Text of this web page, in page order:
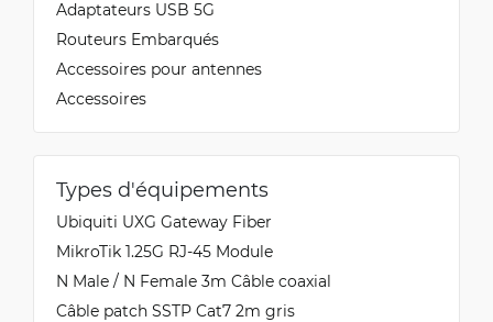
Adaptateurs USB 5G
Routeurs Embarqués
Accessoires pour antennes
Accessoires
Types d'équipements
Ubiquiti UXG Gateway Fiber
MikroTik 1.25G RJ-45 Module
N Male / N Female 3m Câble coaxial
Câble patch SSTP Cat7 2m gris